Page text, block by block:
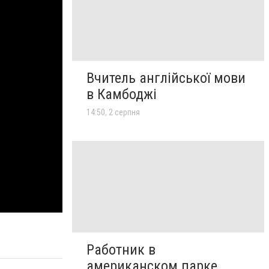
Вчитель англійської мови
в Камбоджі
14:50, 2 серпня
Работник в